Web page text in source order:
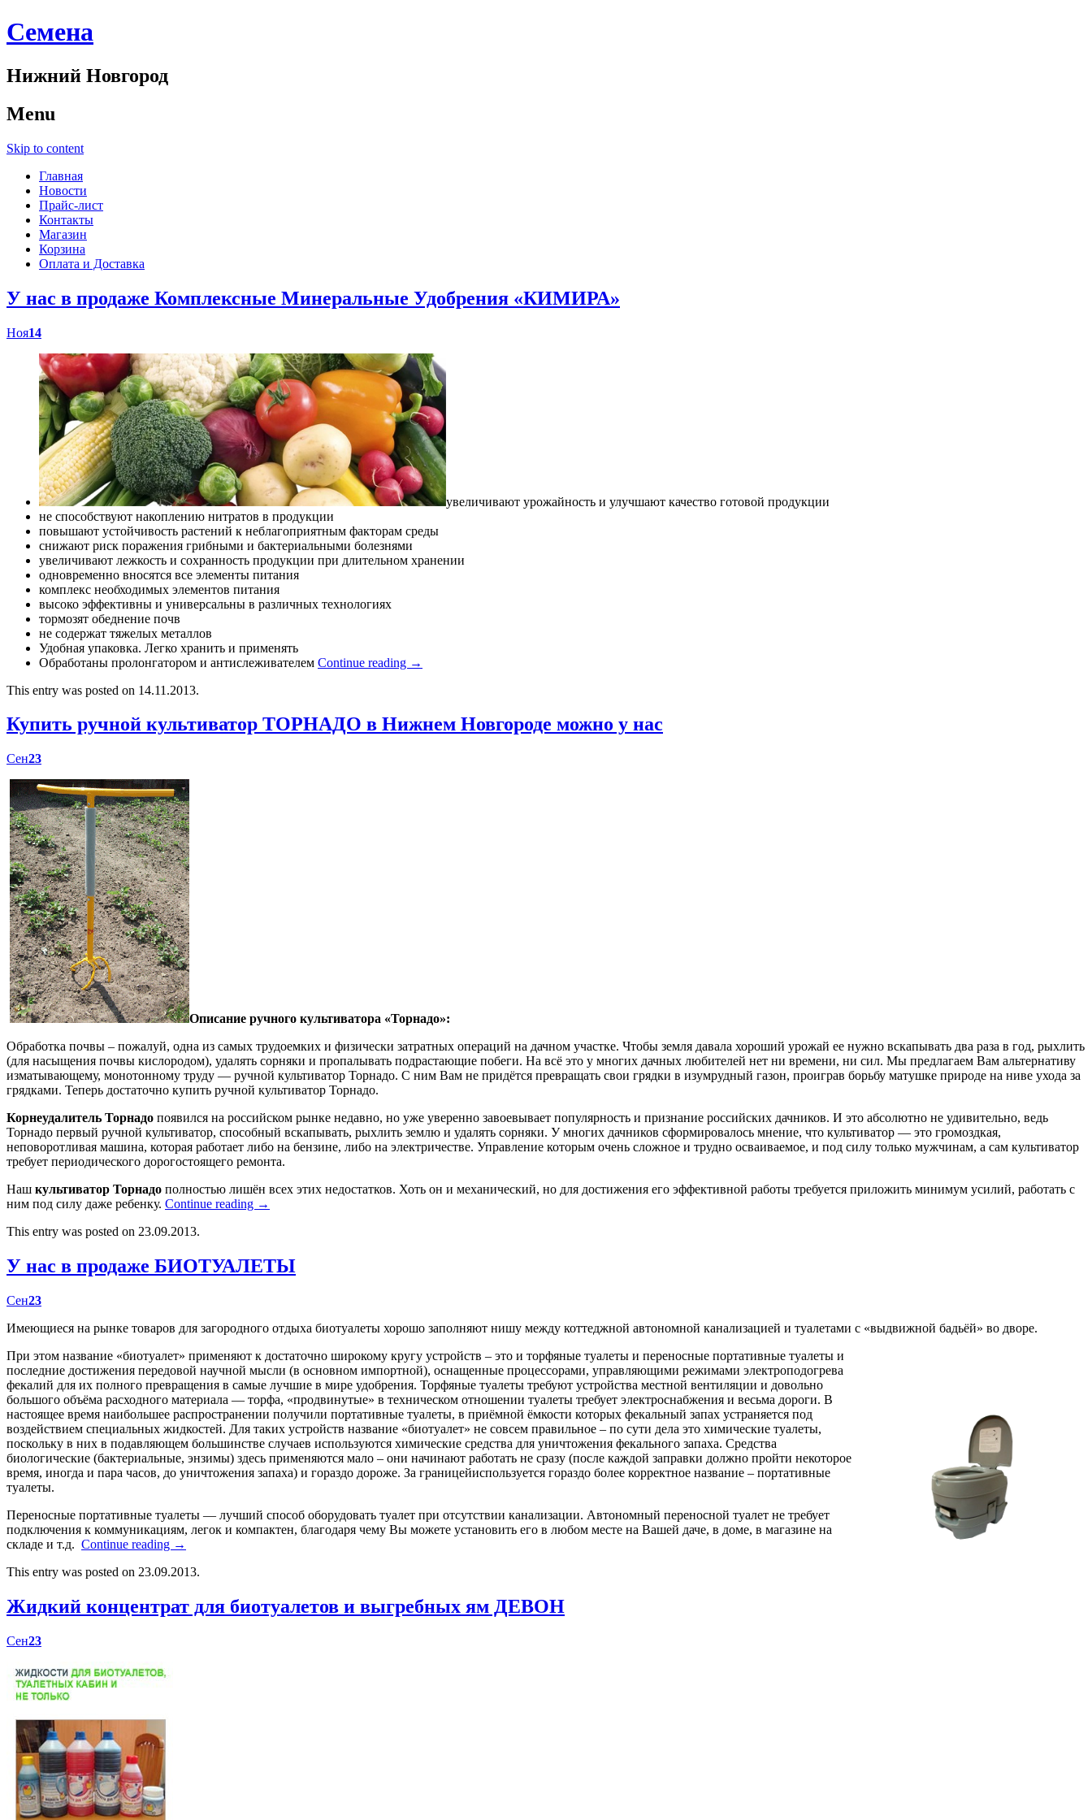
Cемена
Нижний Новгород
Menu
Skip to content
Главная
Новости
Прайс-лист
Контакты
Магазин
Корзина
Оплата и Доставка
У нас в продаже Комплексные Минеральные Удобрения «КИМИРА»
Ноя14
увеличивают урожайность и улучшают качество готовой продукции
не способствуют накоплению нитратов в продукции
повышают устойчивость растений к неблагоприятным факторам среды
снижают риск поражения грибными и бактериальными болезнями
увеличивают лежкость и сохранность продукции при длительном хранении
одновременно вносятся все элементы питания
комплекс необходимых элементов питания
высоко эффективны и универсальны в различных технологиях
тормозят обеднение почв
не содержат тяжелых металлов
Удобная упаковка. Легко хранить и применять
Обработаны пролонгатором и антислеживателем Continue reading →
This entry was posted on 14.11.2013.
Купить ручной культиватор ТОРНАДО в Нижнем Новгороде можно у нас
Сен23
Описание ручного культиватора «Торнадо»:
Обработка почвы – пожалуй, одна из самых трудоемких и физически затратных операций на дачном участке. Чтобы земля давала хороший урожай ее нужно вскапывать два раза в год, рыхлить
(для насыщения почвы кислородом), удалять сорняки и пропалывать подрастающие побеги. На всё это у многих дачных любителей нет ни времени, ни сил. Мы предлагаем Вам альтернативу
изматывающему, монотонному труду — ручной культиватор Торнадо. С ним Вам не придётся превращать свои грядки в изумрудный газон, проиграв борьбу матушке природе на ниве ухода за
грядками. Теперь достаточно купить ручной культиватор Торнадо.
Корнеудалитель Торнадо появился на российском рынке недавно, но уже уверенно завоевывает популярность и признание российских дачников. И это абсолютно не удивительно, ведь
Торнадо первый ручной культиватор, способный вскапывать, рыхлить землю и удалять сорняки. У многих дачников сформировалось мнение, что культиватор — это громоздкая,
неповоротливая машина, которая работает либо на бензине, либо на электричестве. Управление которым очень сложное и трудно осваиваемое, и под силу только мужчинам, а сам культиватор
требует периодического дорогостоящего ремонта.
Наш культиватор Торнадо полностью лишён всех этих недостатков. Хоть он и механический, но для достижения его эффективной работы требуется приложить минимум усилий, работать с
ним под силу даже ребенку. Continue reading →
This entry was posted on 23.09.2013.
У нас в продаже БИОТУАЛЕТЫ
Сен23
Имеющиеся на рынке товаров для загородного отдыха биотуалеты хорошо заполняют нишу между коттеджной автономной канализацией и туалетами с «выдвижной бадьёй» во дворе.
При этом название «биотуалет» применяют к достаточно широкому кругу устройств – это и торфяные туалеты и переносные портативные туалеты и
последние достижения передовой научной мысли (в основном импортной), оснащенные процессорами, управляющими режимами электроподогрева
фекалий для их полного превращения в самые лучшие в мире удобрения. Торфяные туалеты требуют устройства местной вентиляции и довольно
большого объёма расходного материала — торфа, «продвинутые» в техническом отношении туалеты требует электроснабжения и весьма дороги. В
настоящее время наибольшее распространении получили портативные туалеты, в приёмной ёмкости которых фекальный запах устраняется под
воздействием специальных жидкостей. Для таких устройств название «биотуалет» не совсем правильное – по сути дела это химические туалеты,
поскольку в них в подавляющем большинстве случаев используются химические средства для уничтожения фекального запаха. Средства
биологические (бактериальные, энзимы) здесь применяются мало – они начинают работать не сразу (после каждой заправки должно пройти некоторое
время, иногда и пара часов, до уничтожения запаха) и гораздо дороже. За границейиспользуется гораздо более корректное название – портативные
туалеты.
Переносные портативные туалеты — лучший способ оборудовать туалет при отсутствии канализации. Автономный переносной туалет не требует
подключения к коммуникациям, легок и компактен, благодаря чему Вы можете установить его в любом месте на Вашей даче, в доме, в магазине на
складе и т.д. Continue reading →
This entry was posted on 23.09.2013.
Жидкий концентрат для биотуалетов и выгребных ям ДЕВОН
Сен23